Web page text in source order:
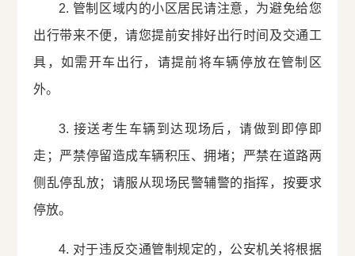
2. 管制区域内的小区居民请注意，为避免给您
出行带来不便，请您提前安排好出行时间及交通工
具，如需开车出行，请提前将车辆停放在管制区
外。
3. 接送考生车辆到达现场后，请做到即停即
走；严禁停留造成车辆积压、拥堵；严禁在道路两
侧乱停乱放；请服从现场民警辅警的指挥，按要求
停放。
4. 对于违反交通管制规定的，公安机关将根据